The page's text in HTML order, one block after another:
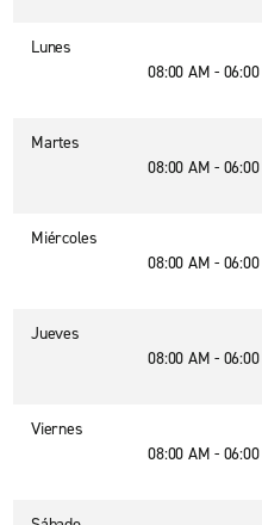
Lunes
08:00 AM -
Martes
08:00 AM -
Miércoles
08:00 AM -
Jueves
08:00 AM -
Viernes
08:00 AM -